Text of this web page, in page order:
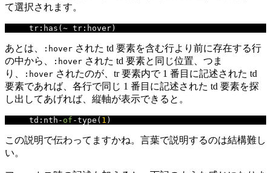
て選択されます。
tr : has (~ tr : hover)
あとは、 :hover された td 要素を含む行より前に存在する行
の中から、
:hover された td 要素と同じ位置、つま
り、
:hover されたのが、tr 要素内で 1 番目に記述された td
要素であれば、各行で同じ 1 番目に記述された td 要素を探
し出してあげれば、縦軸が表示できると。
td : nth - of -type ( 1 )
この説明で伝わってますかね。言葉で説明するのは結構難し
い。